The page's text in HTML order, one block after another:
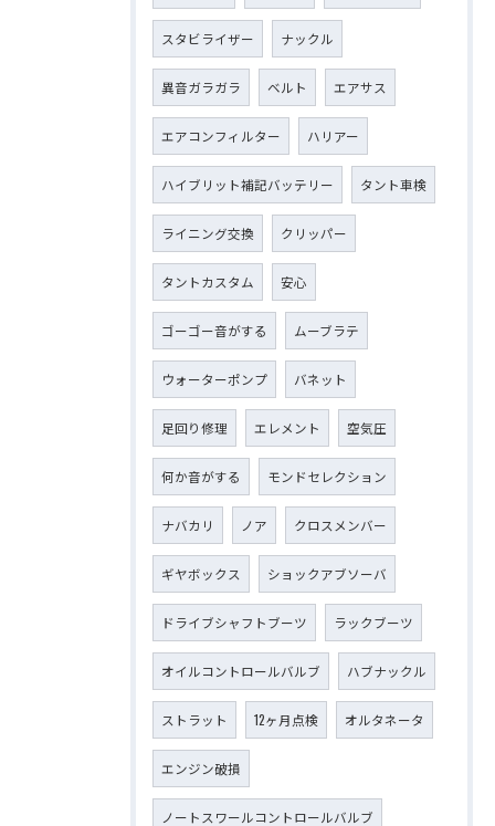
スタビライザー ナックル
異音ガラガラ ベルト エアサス
エアコンフィルター ハリアー
ハイブリット補記バッテリー タント車検
ライニング交換 クリッパー
タントカスタム 安心
ゴーゴー音がする ムーブラテ
ウォーターポンプ バネット
足回り修理 エレメント 空気圧
何か音がする モンドセレクション
ナバカリ ノア クロスメンバー
ギヤボックス ショックアブソーバ
ドライブシャフトブーツ ラックブーツ
オイルコントロールバルブ ハブナックル
ストラット 12ヶ月点検 オルタネータ
エンジン破損
ノートスワールコントロールバルブ